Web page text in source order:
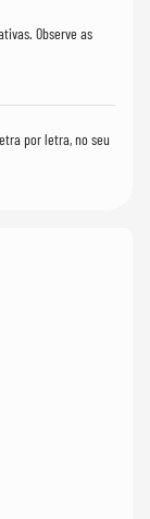
Observe as
por letra, no seu